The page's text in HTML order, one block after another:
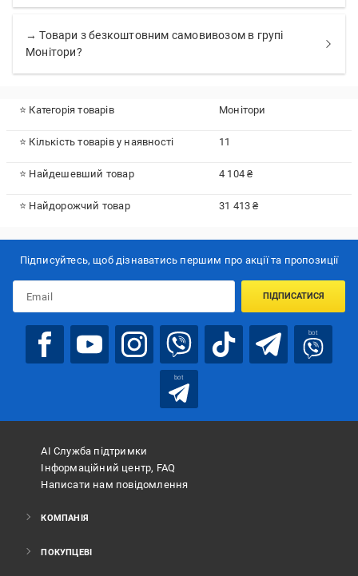
→ Товари з безкоштовним самовивозом в групі
Монітори?
⭐ Категорія товарів Монітори
⭐ Кількість товарів у наявності 11
⭐ Найдешевший товар 4 104 ₴
⭐ Найдорожчий товар 31 413 ₴
Підписуйтесь, щоб дізнаватись першим про акції та пропозиції
ПІДПИСАТИСЯ
bot
bot
АІ Служба підтримки
Інформаційний центр, FAQ
Написати нам повідомлення
КОМПАНІЯ
ПОКУПЦЕВІ